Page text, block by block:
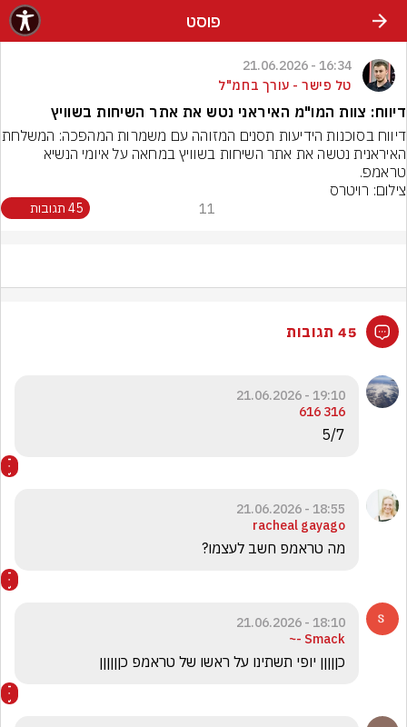
פוסט
16:34 - 21.06.2026
טל פישר - עורך בחמ"ל
דיווח: צוות המו"מ האיראני נטש את אתר השיחות בשוויץ
דיווח בסוכנות הידיעות
טראמפ.
צילום: רויטרס
11 45 תגובות
45 תגובות
19:10 - 21.06.2026
316 616
5/7
18:55 - 21.06.2026
racheal gayago
מה טראמפ חשב לעצמו?
18:10 - 21.06.2026
Smack -~
כןןןןן יופי תשתינו על ראשו של טראמפ כןןןןןן